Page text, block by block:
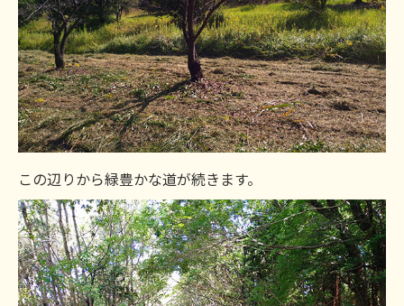
この辺りから緑豊かな道が続きます。